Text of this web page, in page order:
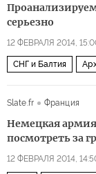
серьезно
12 ФЕВРАЛЯ 2014,
СНГ и Балтия
Slate.fr
Франция
Немецкая
посмотреть за
12 ФЕВРАЛЯ 2014,